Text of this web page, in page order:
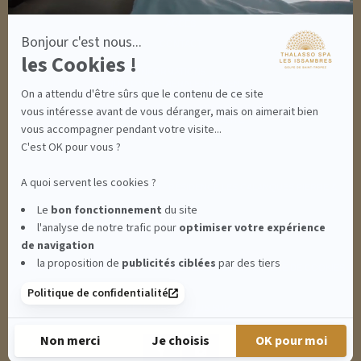
Bonjour c'est nous...
les Cookies !
On a attendu d'être sûrs que le contenu de ce site
vous intéresse avant de vous déranger, mais on aimerait bien
vous accompagner pendant votre visite...
C'est OK pour vous ?
A quoi servent les cookies ?
Le bon fonctionnement du site
l'analyse de notre trafic pour optimiservotre expérience
de navigation
la proposition de publicités ciblées par des tiers
Politique de confidentialité
Non merci Je choisis OK pour moi
MON PANIER
MENTIONS LÉGALES
CONDITIONS GÉNÉRALES - BONS CADEAUX
POLITIQUE DE CONFIDENTIALITÉ
THALASSO SPA LES ISSAMBRES - RÉSIDENCE LES CALANQUES PIERRE &
VACANCES**** - BOULEVARD DU MÉROU - 83380 LES ISSAMBRES -
CLIQUEZ-ICI POUR MODIFIER VOS PRÉFÉRENCES EN MATIÈRE DE COOKIES